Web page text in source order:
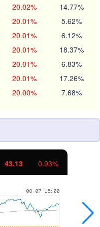
20.02% 14.77%
20.01% 5.62%
20.01% 6.12%
20.01% 18.37%
20.01% 6.83%
20.01% 17.26%
20.00% 7.68%